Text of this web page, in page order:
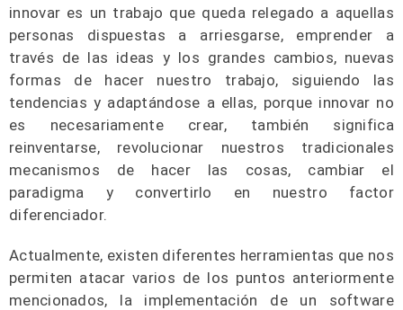
innovar es un trabajo que queda relegado a aquellas
personas dispuestas a arriesgarse, emprender a
través de las ideas y los grandes cambios, nuevas
formas de hacer nuestro trabajo, siguiendo las
tendencias y adaptándose a ellas, porque innovar no
es necesariamente crear, también significa
reinventarse, revolucionar nuestros tradicionales
mecanismos de hacer las cosas, cambiar el
paradigma y convertirlo en nuestro factor
diferenciador.
Actualmente, existen diferentes herramientas que nos
permiten atacar varios de los puntos anteriormente
mencionados, la implementación de un software